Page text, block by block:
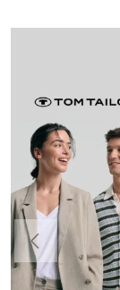
Předchozí